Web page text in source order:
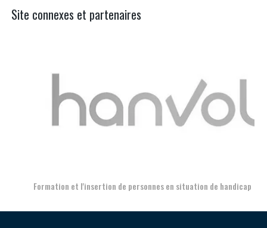
Site connexes et partenaires
Formation et l'insertion de personnes en situation de handicap